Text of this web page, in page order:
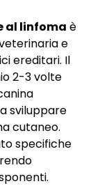
al linfoma è
e
ereditari. Il
2-3 volte
sviluppare
cutaneo.
specifiche